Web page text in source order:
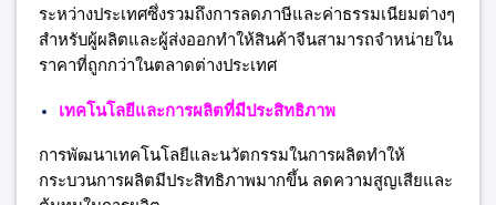
ระหว่างประเทศซึ่งรวมถึงการลดภาษีและค่าธรรมเนียมต่างๆ
สำหรับผู้ผลิตและผู้ส่งออกทำให้สินค้าจีนสามารถจำหน่ายใน
ราคาที่ถูกกว่าในตลาดต่างประเทศ
เทคโนโลยีและการผลิตที่มีประสิทธิภาพ
การพัฒนาเทคโนโลยีและนวัตกรรมในการผลิตทำให้
กระบวนการผลิตมีประสิทธิภาพมากขึ้น ลดความสูญเสียและ